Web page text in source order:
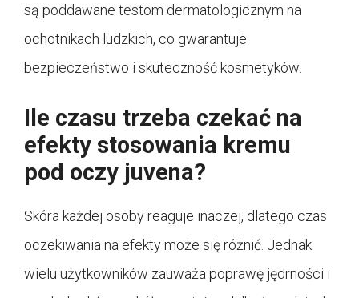
są poddawane testom dermatologicznym na
ochotnikach ludzkich, co gwarantuje
bezpieczeństwo i skuteczność kosmetyków.
Ile czasu trzeba czekać na
efekty stosowania kremu
pod oczy juvena?
Skóra każdej osoby reaguje inaczej, dlatego czas
oczekiwania na efekty może się różnić. Jednak
wielu użytkowników zauważa poprawę jędrności i